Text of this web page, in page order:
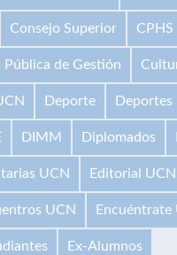
Consejo Superior CPHS
Pública de Gestión
Deporte Deportes
DIMM Diplomados
UCN Editorial UCN
UCN Encuéntrate
Ex-Alumnos